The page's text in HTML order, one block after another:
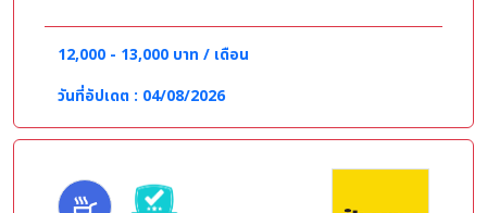
- มีทัศนคติที่ดีการทำงาน พร้อมเรียนรู้และพัฒนา
- ตรงต่อเวลา ซื่อสัตย์ ขยัน และมีความรับผิดชอบ
- บุคลิกภาพดี พูดสุภาพ ยิ้มแย้มแจ่มใส มีใจรักงานบริการ
12,000 - 13,000 บาท / เดือน
วันที่อัปเดต : 04/08/2026